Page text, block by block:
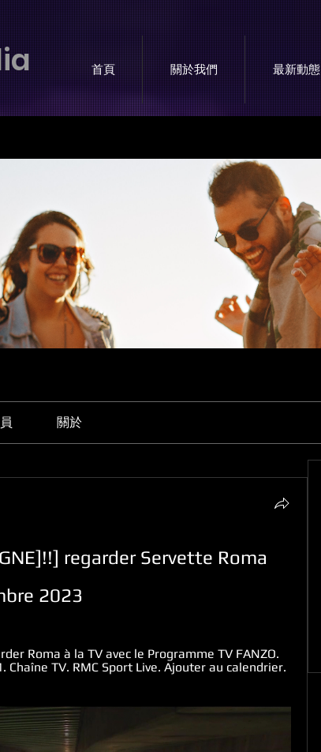
首頁 關於我們 最新動態
關於
regarder Servette Roma
2023
Roma à la TV avec le Programme TV FANZO.
Chaîne TV. RMC Sport Live. Ajouter au calendrier.